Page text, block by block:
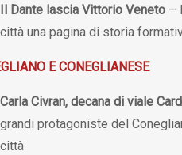
Il Dante lascia Vittorio Veneto –
città una pagina di storia
E CONEGLIANESE
Carla Civran, decana di viale
grandi protagoniste del
città